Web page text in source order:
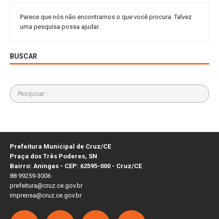
Parece que nós não encontramos o que você procura. Talvez
uma pesquisa possa ajudar.
BUSCAR
Prefeitura Municipal de Cruz/CE
Praça dos Três Poderes, SN
Bairro: Aningas - CEP: 62595-000 - Cruz/CE
88 99259-3006
prefeitura@cruz.ce.gov.br
imprensa@cruz.ce.gov.br